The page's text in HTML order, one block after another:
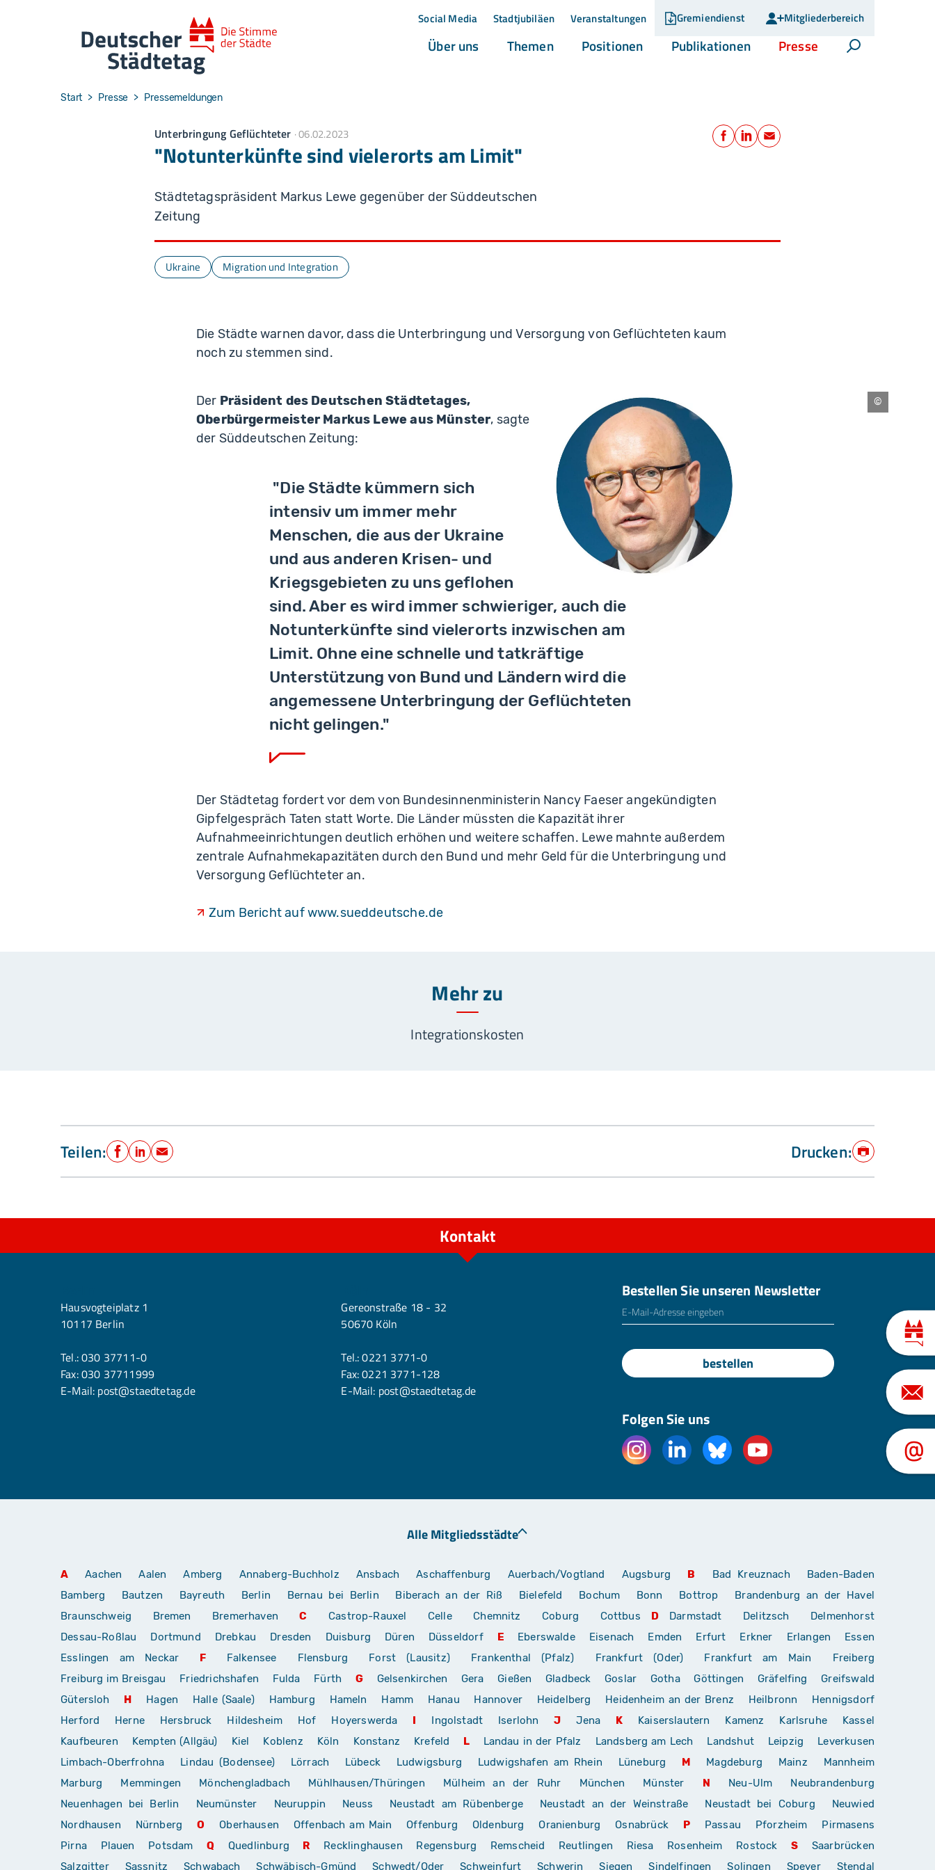
Social Media Stadtjubiläen Veranstaltungen Gremiendienst Mitgliederbereich
Über uns(current)Themen(current)Positionen(current)Publikationen(current)Presse (current)Suche öffnen
You are here:
Start Presse Pressemeldungen
Unterbringung Geflüchteter 06.02.2023
"Notunterkünfte sind vielerorts am Limit"
Städtetagspräsident Markus Lewe gegenüber der Süddeutschen
Zeitung
Teilen
Facebook
LinkedIn
E-Mail
Ukraine Migration und Integration
Die Städte warnen davor, dass die Unterbringung und Versorgung von Geflüchteten kaum
noch zu stemmen sind.
Philipp
Der Präsident des Deutschen Städtetages,
Oberbürgermeister Markus Lewe aus Münster, sagte
der Süddeutschen Zeitung:
"Die Städte kümmern sich
intensiv um immer mehr
Menschen, die aus der Ukraine
und aus anderen Krisen- und
Kriegsgebieten zu uns geflohen
sind. Aber es wird immer schwieriger, auch die
Notunterkünfte sind vielerorts inzwischen am
Limit. Ohne eine schnelle und tatkräftige
Unterstützung von Bund und Ländern wird die
angemessene Unterbringung der Geflüchteten
nicht gelingen."
Der Städtetag fordert vor dem von Bundesinnenministerin Nancy Faeser angekündigten
Gipfelgespräch Taten statt Worte. Die Länder müssten die Kapazität ihrer
Aufnahmeeinrichtungen deutlich erhöhen und weitere schaffen. Lewe mahnte außerdem
zentrale Aufnahmekapazitäten durch den Bund und mehr Geld für die Unterbringung und
Versorgung Geflüchteter an.
Zum Bericht auf www.sueddeutsche.de
Mehr zu
Integrationskosten
Teilen: Facebook
LinkedIn
E-Mail Drucken: Drucken
Kontakt
Hausvogteiplatz 1
10117 Berlin
Tel.:030 37711-0
Fax: 030 37711999
E-Mail: post@staedtetag.de
Gereonstraße 18 - 32
50670 Köln
Tel.:0221 3771-0
Fax: 0221 3771-128
E-Mail: post@staedtetag.de
Bestellen Sie unseren Newsletter
E-Mailadresse
bestellen
Folgen Sie uns
Alle Mitgliedsstädte
A Aachen Aalen Amberg Annaberg-Buchholz Ansbach Aschaffenburg Auerbach/Vogtland Augsburg B Bad Kreuznach
Baden-Baden
Bamberg
Bautzen Bayreuth Berlin Bernau bei Berlin Biberach an der Riß Bielefeld Bochum Bonn Bottrop
Brandenburg an der Havel
Braunschweig
Bremen Bremerhaven C Castrop-Rauxel Celle Chemnitz Coburg Cottbus D Darmstadt Delitzsch
Delmenhorst
Dessau-Roßlau
Dortmund Drebkau Dresden Duisburg Düren Düsseldorf E Eberswalde Eisenach Emden Erfurt Erkner Erlangen
Essen
Esslingen am Neckar
F Falkensee Flensburg Forst (Lausitz) Frankenthal (Pfalz) Frankfurt (Oder) Frankfurt am Main
Freiberg
Freiburg im Breisgau
Friedrichshafen Fulda Fürth G Gelsenkirchen Gera Gießen Gladbeck Goslar Gotha Göttingen Gräfelfing
Greifswald
Gütersloh
H Hagen Halle (Saale) Hamburg Hameln Hamm Hanau Hannover Heidelberg Heidenheim an der Brenz Heilbronn
Hennigsdorf
Herford
Herne Hersbruck Hildesheim Hof Hoyerswerda Ingolstadt Iserlohn J Jena K Kaiserslautern Kamenz Karlsruhe
Kassel
Kaufbeuren
Kempten (Allgäu) Kiel Koblenz Köln Konstanz Krefeld L Landau in der Pfalz Landsberg am Lech Landshut Leipzig
Leverkusen
Limbach-Oberfrohna
Lindau (Bodensee) Lörrach Lübeck Ludwigsburg Ludwigshafen am Rhein Lüneburg M Magdeburg Mainz
Mannheim
Marburg
Memmingen Mönchengladbach Mühlhausen/Thüringen Mülheim an der Ruhr München Münster N Neu-Ulm
Neubrandenburg
Neuenhagen bei Berlin
Neumünster Neuruppin Neuss Neustadt am Rübenberge Neustadt an der Weinstraße Neustadt bei Coburg
Neuwied
Nordhausen
Nürnberg O Oberhausen Offenbach am Main Offenburg Oldenburg Oranienburg Osnabrück P Passau Pforzheim
Pirmasens
Pirna
Plauen Potsdam Q Quedlinburg R Recklinghausen Regensburg Remscheid Reutlingen Riesa Rosenheim Rostock S
Saarbrücken
Salzgitter
Sassnitz Schwabach Schwäbisch-Gmünd Schwedt/Oder Schweinfurt Schwerin Siegen Sindelfingen Solingen Speyer Stendal